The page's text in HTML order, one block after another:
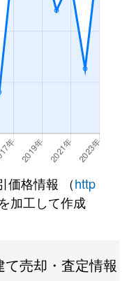
価格情報 （http
加工して作成
売却・査定情報